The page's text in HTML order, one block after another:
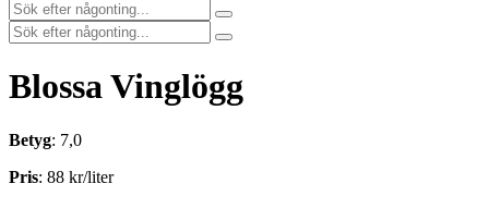
Blossa Vinglögg
Betyg: 7,0
Pris: 88 kr/liter